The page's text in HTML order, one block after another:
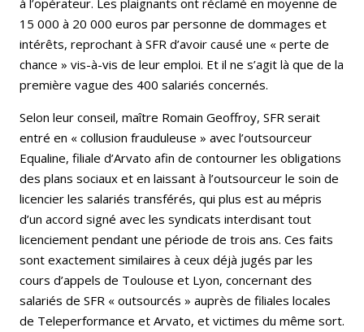
à l’opérateur. Les plaignants ont réclamé en moyenne de
15 000 à 20 000 euros par personne de dommages et
intérêts, reprochant à SFR d’avoir causé une « perte de
chance » vis-à-vis de leur emploi. Et il ne s’agit là que de la
première vague des 400 salariés concernés.
Selon leur conseil, maître Romain Geoffroy, SFR serait
entré en « collusion frauduleuse » avec l’outsourceur
Equaline, filiale d’Arvato afin de contourner les obligations
des plans sociaux et en laissant à l’outsourceur le soin de
licencier les salariés transférés, qui plus est au mépris
d’un accord signé avec les syndicats interdisant tout
licenciement pendant une période de trois ans. Ces faits
sont exactement similaires à ceux déjà jugés par les
cours d’appels de Toulouse et Lyon, concernant des
salariés de SFR « outsourcés » auprès de filiales locales
de Teleperformance et Arvato, et victimes du même sort.